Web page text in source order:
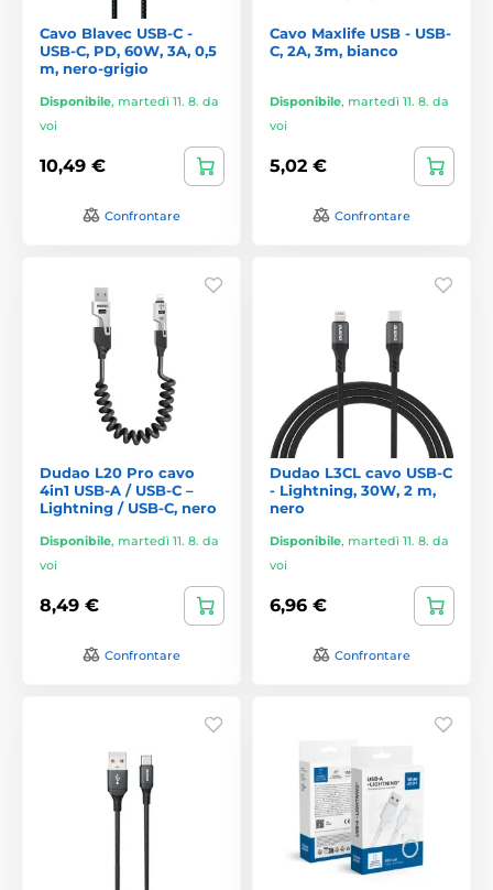
Cavo Blavec USB-C -
USB-C, PD, 60W, 3A, 0,5
m, nero-grigio
Disponibile, martedì 11. 8. da
voi
10,49 €
Confrontare
Cavo Maxlife USB - USB-
C, 2A, 3m, bianco
Disponibile, martedì 11. 8. da
voi
5,02 €
Confrontare
Dudao L20 Pro cavo
4in1 USB-A / USB-C –
Lightning / USB-C, nero
Disponibile, martedì 11. 8. da
voi
8,49 €
Confrontare
Dudao L3CL cavo USB-C
- Lightning, 30W, 2 m,
nero
Disponibile, martedì 11. 8. da
voi
6,96 €
Confrontare